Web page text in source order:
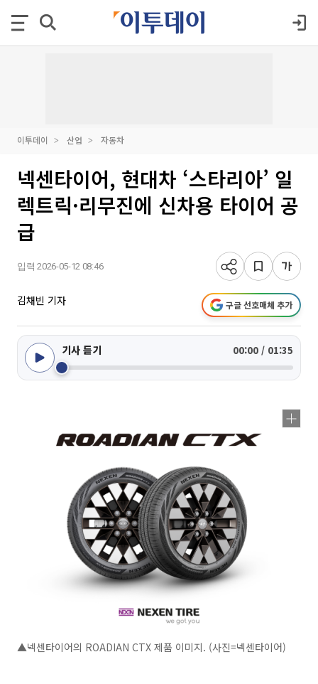
이투데이 산업 자동차
넥센타이어, 현대차 ‘스타리아’ 일
렉트릭·리무진에 신차용 타이어 공
급
입력 2026-05-12 08:46
김채빈 기자 구글 선호매체 추가
기사 듣기 00:00 / 01:35
▲넥센타이어의 ROADIAN CTX 제품 이미지. (사진=넥센타이어)